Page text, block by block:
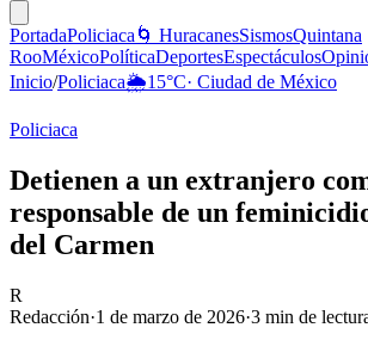
PortadaPoliciaca 🌀 HuracanesSismosQuintana
RooMéxicoPolíticaDeportesEspectáculos
Inicio/Policiaca🌦️15°C· Ciudad de México
Policiaca
Detienen a un extranjero
responsable de un
del Carmen
R
Redacción·1 de marzo de 2026·3 min de